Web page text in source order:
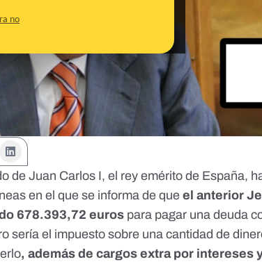
no
de Juan Carlos I, el rey emérito de España,
en el que se informa de queel anterior
678.393,72 euros para pagar una deuda
sería el impuesto sobre una cantidad de
, además de cargos extra por intereses